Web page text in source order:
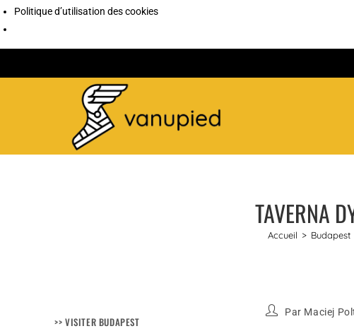
Politique d’utilisation des cookies
TAVERNA
Accueil > Budapest
>> VISITER BUDAPEST
Par Maciej